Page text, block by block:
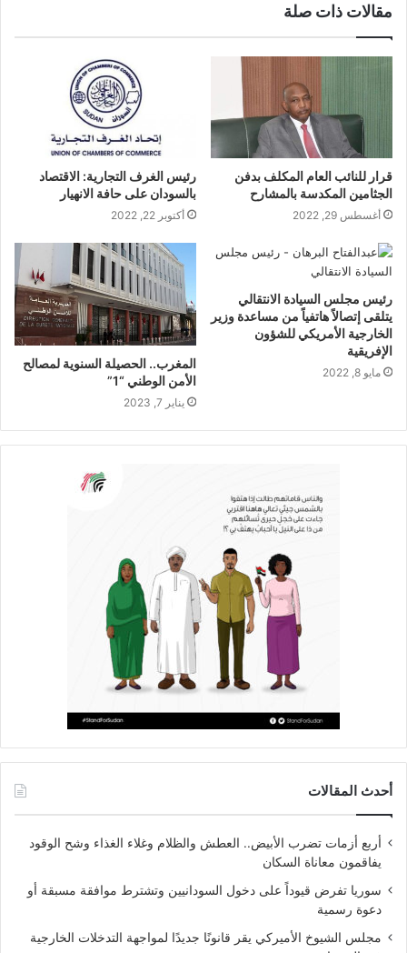
مقالات ذات صلة
قرار للنائب العام المكلف بدفن
الجثامين المكدسة بالمشارح
أغسطس 29, 2022
رئيس الغرف التجارية: الاقتصاد
بالسودان على حافة الانهيار
أكتوبر 22, 2022
رئيس مجلس السيادة الانتقالي
يتلقى إتصالاً هاتفياً من مساعدة وزير
الخارجية الأمريكي للشؤون
الإفريقية
مايو 8, 2022
المغرب.. الحصيلة السنوية لمصالح
الأمن الوطني “1”
يناير 7, 2023
أحدث المقالات
أربع أزمات تضرب الأبيض.. العطش والظلام وغلاء الغذاء وشح الوقود
يفاقمون معاناة السكان
سوريا تفرض قيوداً على دخول السودانيين وتشترط موافقة مسبقة أو
دعوة رسمية
مجلس الشيوخ الأميركي يقر قانونًا جديدًا لمواجهة التدخلات الخارجية